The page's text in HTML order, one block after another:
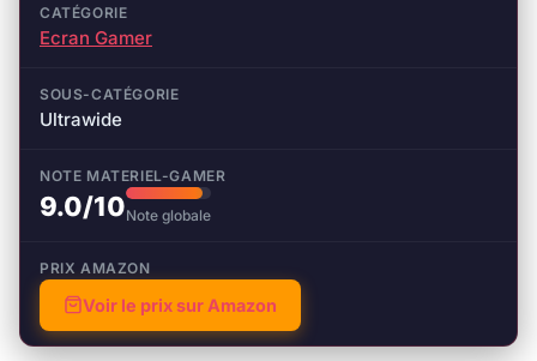
CATÉGORIE
Ecran Gamer
SOUS-CATÉGORIE
Ultrawide
NOTE MATERIEL-GAMER
9.0/10Note globale
PRIX AMAZON
Voir le prix sur Amazon